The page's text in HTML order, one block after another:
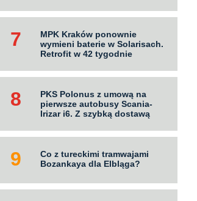
Sejm przyjął ustawę przeciw
wykluczeniu
transportowemu, czyli
PRAWO 17.07.2026
MPK Kraków ponownie
wymieni baterie w Solarisach.
Retrofit w 42 tygodnie
PKS Polonus z umową na
pierwsze autobusy Scania-
Irizar i6. Z szybką dostawą
Co z tureckimi tramwajami
Bozankaya dla Elbląga?